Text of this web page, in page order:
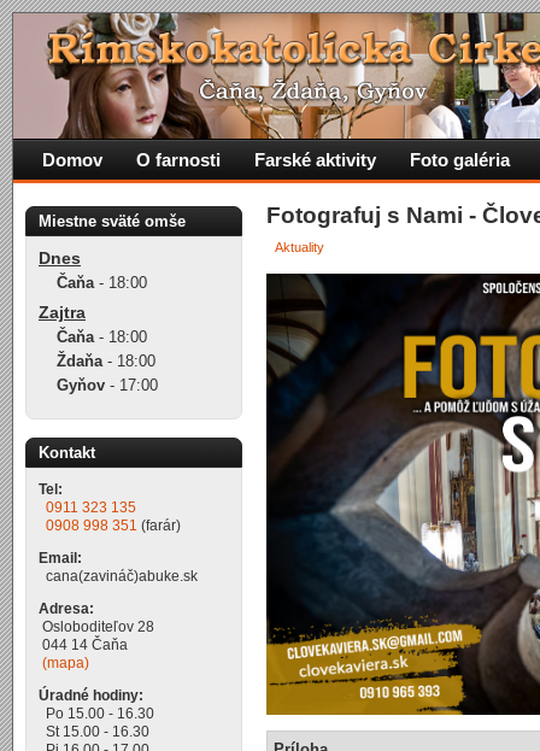
Fotografuj s Nami -
Aktuality
Domov O farnosti Farské aktivity Foto galéria
Miestne sväté omše
Dnes
Čaňa- 18:00
Zajtra
Čaňa- 18:00
Ždaňa- 18:00
Gyňov - 17:00
Kontakt
Tel:
0911 323 135
0908 998 351 (farár)
Email:
cana(zavináč)abuke.sk
Adresa:
Osloboditeľov 28
044 14 Čaňa
(mapa)
Úradné hodiny:
Po 15.00 - 16.30
St 15.00 - 16.30